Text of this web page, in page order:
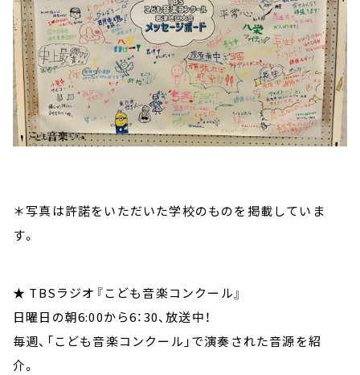
＊写真は許諾をいただいた学校のものを掲載していま
す。
★ TBSラジオ『こども音楽コンクール』
日曜日の朝6:00から6：30、放送中！
毎週、「こども音楽コンクール」で演奏された音源を紹
介。